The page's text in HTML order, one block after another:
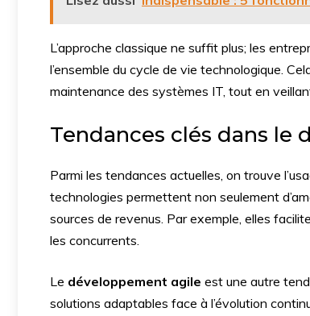
L’approche classique ne suffit plus; les
l’ensemble du cycle de vie technologique.
maintenance des systèmes IT, tout en
Tendances clés dans le
Parmi les tendances actuelles, on trouve
technologies permettent non seulement
sources de revenus. Par exemple, elles
les concurrents.
Le développement agile est une autre
solutions adaptables face à l’évolution